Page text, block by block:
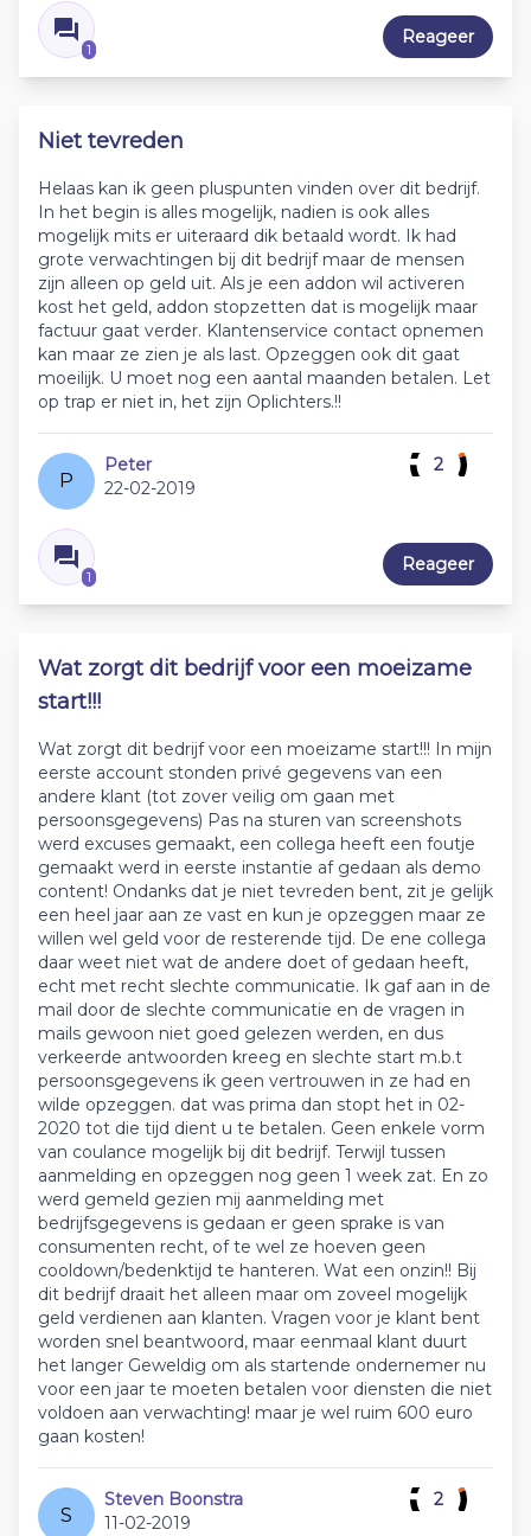
1
Reageer
Niet tevreden
Helaas kan ik geen pluspunten vinden over dit bedrijf.
In het begin is alles mogelijk, nadien is ook alles
mogelijk mits er uiteraard dik betaald wordt. Ik had
grote verwachtingen bij dit bedrijf maar de mensen
zijn alleen op geld uit. Als je een addon wil activeren
kost het geld, addon stopzetten dat is mogelijk maar
factuur gaat verder. Klantenservice contact opnemen
kan maar ze zien je als last. Opzeggen ook dit gaat
moeilijk. U moet nog een aantal maanden betalen. Let
op trap er niet in, het zijn Oplichters.!!
P
Peter
22-02-2019
1
2
Reageer
Wat zorgt dit bedrijf voor een moeizame
start!!!
Wat zorgt dit bedrijf voor een moeizame start!!! In mijn
eerste account stonden privé gegevens van een
andere klant (tot zover veilig om gaan met
persoonsgegevens) Pas na sturen van screenshots
werd excuses gemaakt, een collega heeft een foutje
gemaakt werd in eerste instantie af gedaan als demo
content! Ondanks dat je niet tevreden bent, zit je gelijk
een heel jaar aan ze vast en kun je opzeggen maar ze
willen wel geld voor de resterende tijd. De ene collega
daar weet niet wat de andere doet of gedaan heeft,
echt met recht slechte communicatie. Ik gaf aan in de
mail door de slechte communicatie en de vragen in
mails gewoon niet goed gelezen werden, en dus
verkeerde antwoorden kreeg en slechte start m.b.t
persoonsgegevens ik geen vertrouwen in ze had en
wilde opzeggen. dat was prima dan stopt het in 02-
2020 tot die tijd dient u te betalen. Geen enkele vorm
van coulance mogelijk bij dit bedrijf. Terwijl tussen
aanmelding en opzeggen nog geen 1 week zat. En zo
werd gemeld gezien mij aanmelding met
bedrijfsgegevens is gedaan er geen sprake is van
consumenten recht, of te wel ze hoeven geen
cooldown/bedenktijd te hanteren. Wat een onzin!! Bij
dit bedrijf draait het alleen maar om zoveel mogelijk
geld verdienen aan klanten. Vragen voor je klant bent
worden snel beantwoord, maar eenmaal klant duurt
het langer Geweldig om als startende ondernemer nu
voor een jaar te moeten betalen voor diensten die niet
voldoen aan verwachting! maar je wel ruim 600 euro
gaan kosten!
S
Steven Boonstra
11-02-2019
2